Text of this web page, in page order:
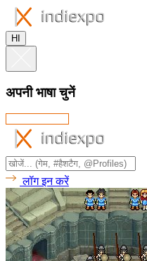
HI
अपनी भाषा चुनें
लॉग इन करें